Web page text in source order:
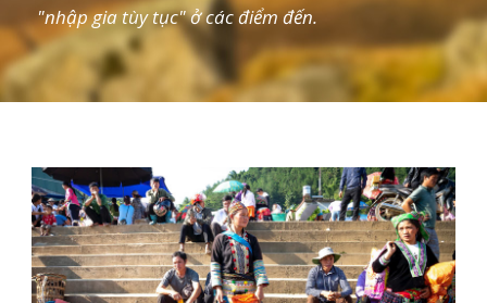
"nhập gia tùy tục" ở các điểm đến.